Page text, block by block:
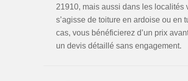
21910, mais aussi dans les localités
s’agisse de toiture en ardoise ou
cas, vous bénéficierez d’un prix
un devis détaillé sans engagement.